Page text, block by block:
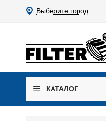
Выберите город
КАТАЛОГ